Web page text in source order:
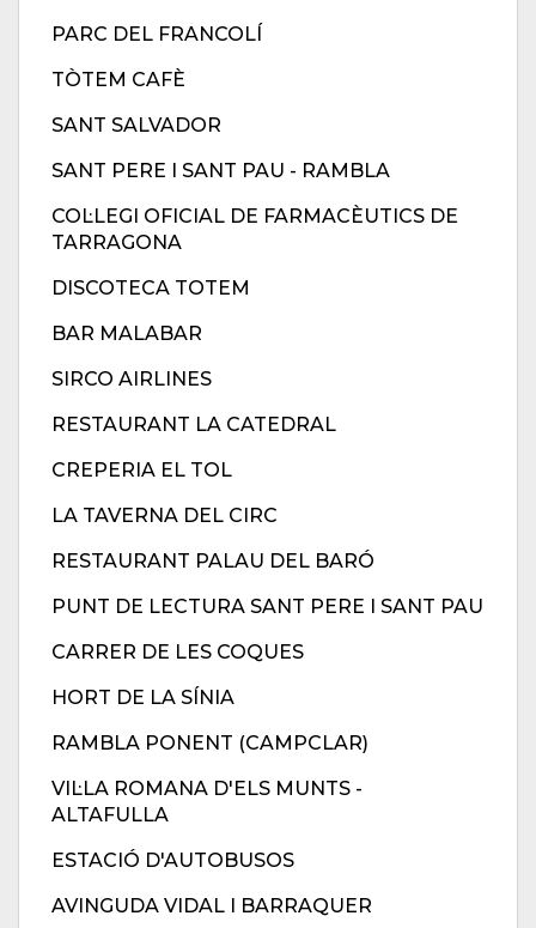
PARC DEL FRANCOLÍ
TÒTEM CAFÈ
SANT SALVADOR
SANT PERE I SANT PAU - RAMBLA
COL·LEGI OFICIAL DE FARMACÈUTICS DE
TARRAGONA
DISCOTECA TOTEM
BAR MALABAR
SIRCO AIRLINES
RESTAURANT LA CATEDRAL
CREPERIA EL TOL
LA TAVERNA DEL CIRC
RESTAURANT PALAU DEL BARÓ
PUNT DE LECTURA SANT PERE I SANT PAU
CARRER DE LES COQUES
HORT DE LA SÍNIA
RAMBLA PONENT (CAMPCLAR)
VIL·LA ROMANA D'ELS MUNTS -
ALTAFULLA
ESTACIÓ D'AUTOBUSOS
AVINGUDA VIDAL I BARRAQUER